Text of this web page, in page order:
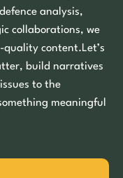
analysis,
collaborations, we
content.Let’s
build narratives
to the
meaningful